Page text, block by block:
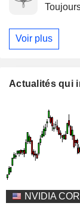
Voir plus
Actualités qui